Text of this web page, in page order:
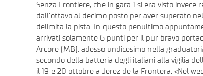
Senza Frontiere, che in gara 1 si era visto invece
dall’ottavo al decimo posto per aver superato
delimita la pista. In questo penultimo
arrivati solamente 6 punti per il pur bravo
Arcore (MB), adesso undicesimo nella
secondo della batteria degli italiani alla vigilia
il 19 e 20 ottobre a Jerez de la Frontera. <Nel